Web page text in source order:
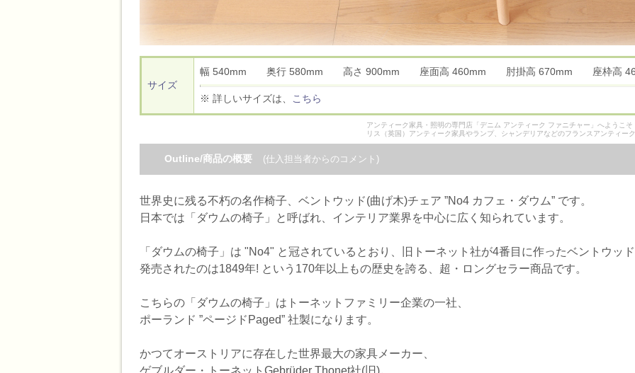
サイズ
幅 540mm 奥行 580mm 高さ 900mm 座面高 460mm 肘掛高 670mm 座枠高
※ 詳しいサイズは、 こちら
アンティーク家具・照明の専門店「デニム アンティーク ファニチャー」へようこ
リス（英国）アンティーク家具やランプ、シャンデリアなどのフランスアンティー
Outline/商品の概要 (仕入担当者からのコメント)
世界史に残る不朽の名作椅子、ベントウッド(曲げ木)チェア ”No4 カフェ・ダウム” です。
日本では「ダウムの椅子」と呼ばれ、インテリア業界を中心に広く知られています。
「ダウムの椅子」は "No4" と冠されているとおり、旧トーネット社が4番目に作ったベントウッ
発売されたのは1849年! という170年以上もの歴史を誇る、超・ロングセラー商品です。
こちらの「ダウムの椅子」はトーネットファミリー企業の一社、
ポーランド ”ページドPaged” 社製になります。
かつてオーストリアに存在した世界最大の家具メーカー、
ゲブルダー・トーネットGebrüder Thonet社(旧)。